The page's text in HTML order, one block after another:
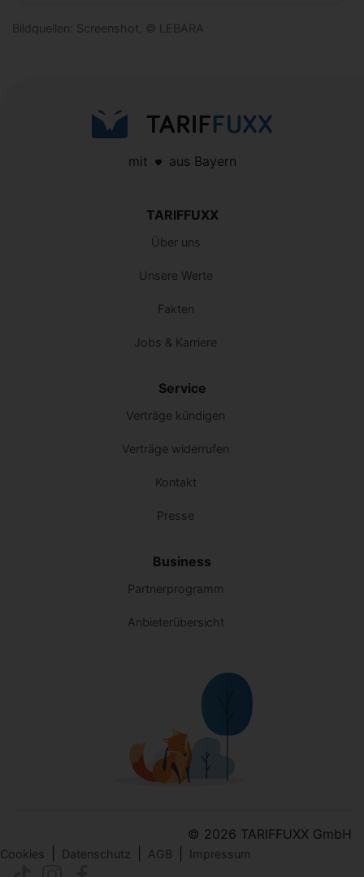
Bildquellen: Screenshot, © LEBARA
mit aus Bayern
TARIFFUXX
Über uns
Unsere Werte
Fakten
Jobs & Karriere
Service
Verträge kündigen
Verträge widerrufen
Kontakt
Presse
Business
Partnerprogramm
Anbieterübersicht
© 2026 TARIFFUXX GmbH
Cookies Datenschutz AGB Impressum